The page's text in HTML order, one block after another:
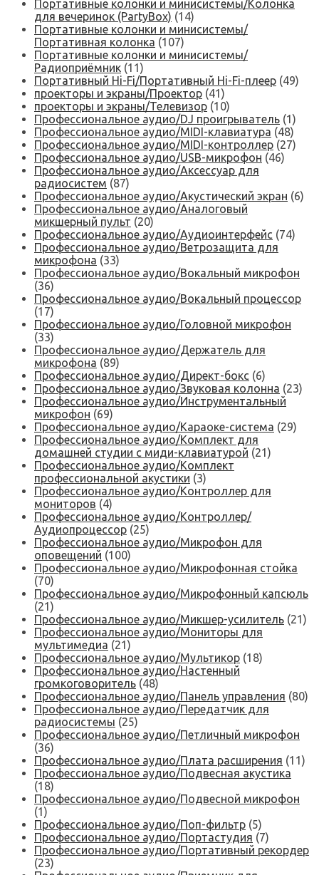
Портативные колонки и минисистемы/Колонка
для вечеринок (PartyBox) (14)
Портативные колонки и минисистемы/
Портативная колонка (107)
Портативные колонки и минисистемы/
Радиоприёмник (11)
Портативный Hi-Fi/Портативный Hi-Fi-плеер (49)
проекторы и экраны/Проектор (41)
проекторы и экраны/Телевизор (10)
Профессиональное аудио/DJ проигрыватель (1)
Профессиональное аудио/MIDI-клавиатура (48)
Профессиональное аудио/MIDI-контроллер (27)
Профессиональное аудио/USB-микрофон (46)
Профессиональное аудио/Аксессуар для
радиосистем (87)
Профессиональное аудио/Акустический экран (6)
Профессиональное аудио/Аналоговый
микшерный пульт (20)
Профессиональное аудио/Аудиоинтерфейс (74)
Профессиональное аудио/Ветрозащита для
микрофона (33)
Профессиональное аудио/Вокальный микрофон
(36)
Профессиональное аудио/Вокальный процессор
(17)
Профессиональное аудио/Головной микрофон
(33)
Профессиональное аудио/Держатель для
микрофона (89)
Профессиональное аудио/Директ-бокс (6)
Профессиональное аудио/Звуковая колонна (23)
Профессиональное аудио/Инструментальный
микрофон (69)
Профессиональное аудио/Караоке-система (29)
Профессиональное аудио/Комплект для
домашней студии с миди-клавиатурой (21)
Профессиональное аудио/Комплект
профессиональной акустики (3)
Профессиональное аудио/Контроллер для
мониторов (4)
Профессиональное аудио/Контроллер/
Аудиопроцессор (25)
Профессиональное аудио/Микрофон для
оповещений (100)
Профессиональное аудио/Микрофонная стойка
(70)
Профессиональное аудио/Микрофонный капсюль
(21)
Профессиональное аудио/Микшер-усилитель (21)
Профессиональное аудио/Мониторы для
мультимедиа (21)
Профессиональное аудио/Мультикор (18)
Профессиональное аудио/Настенный
громкоговоритель (48)
Профессиональное аудио/Панель управления (80)
Профессиональное аудио/Передатчик для
радиосистемы (25)
Профессиональное аудио/Петличный микрофон
(36)
Профессиональное аудио/Плата расширения (11)
Профессиональное аудио/Подвесная акустика
(18)
Профессиональное аудио/Подвесной микрофон
(1)
Профессиональное аудио/Поп-фильтр (5)
Профессиональное аудио/Портастудия (7)
Профессиональное аудио/Портативный рекордер
(23)